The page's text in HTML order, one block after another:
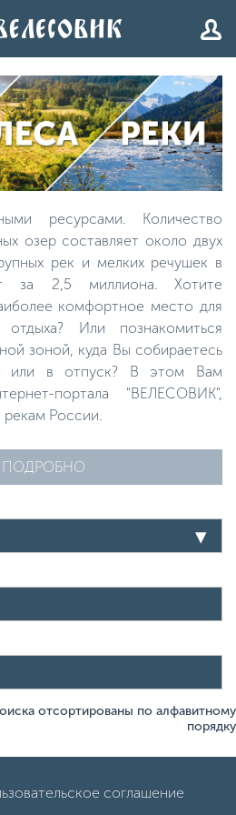
ресурсами. Количество
озер составляет около двух
рек и мелких речушек в
за 2,5 миллиона. Хотите
комфортное место для
Или познакомиться
зоной, куда Вы собираетесь
или в отпуск? В этом Вам
портала "ВЕЛЕСОВИК",
России.
ПОДРОБНО
отсортированы по алфавитному
порядку
соглашение